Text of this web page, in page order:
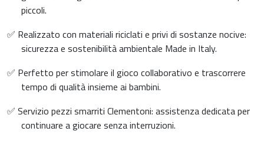
piccoli.
✅ Realizzato con materiali riciclati e privi di sostanze nocive:
sicurezza e sostenibilità ambientale Made in Italy.
✅ Perfetto per stimolare il gioco collaborativo e trascorrere
tempo di qualità insieme ai bambini.
✅ Servizio pezzi smarriti Clementoni: assistenza dedicata per
continuare a giocare senza interruzioni.